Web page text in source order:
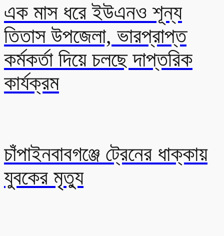
এক মাস ধরে ইউএনও শূন্য
তিতাস উপজেলা, ভারপ্রাপ্ত
কর্মকর্তা দিয়ে চলছে দাপ্তরিক
কার্যক্রম
চাঁপাইনবাবগঞ্জে ট্রেনের ধাক্কায়
যুবকের মৃত্যু